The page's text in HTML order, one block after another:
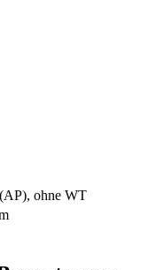
ohne WT